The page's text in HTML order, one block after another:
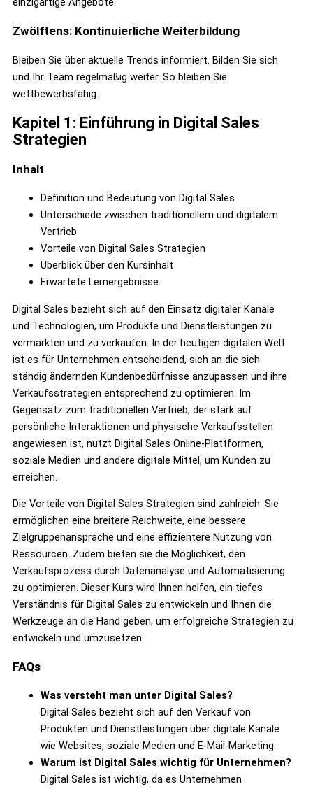
Zwölftens: Kontinuierliche Weiterbildung
Bleiben Sie über aktuelle Trends informiert. Bilden Sie sich
und Ihr Team regelmäßig weiter. So bleiben Sie
wettbewerbsfähig.
Kapitel 1: Einführung in Digital Sales
Strategien
Inhalt
Definition und Bedeutung von Digital Sales
Unterschiede zwischen traditionellem und digitalem
Vertrieb
Vorteile von Digital Sales Strategien
Überblick über den Kursinhalt
Erwartete Lernergebnisse
Digital Sales bezieht sich auf den Einsatz digitaler Kanäle
und Technologien, um Produkte und Dienstleistungen zu
vermarkten und zu verkaufen. In der heutigen digitalen Welt
ist es für Unternehmen entscheidend, sich an die sich
ständig ändernden Kundenbedürfnisse anzupassen und ihre
Verkaufsstrategien entsprechend zu optimieren. Im
Gegensatz zum traditionellen Vertrieb, der stark auf
persönliche Interaktionen und physische Verkaufsstellen
angewiesen ist, nutzt Digital Sales Online-Plattformen,
soziale Medien und andere digitale Mittel, um Kunden zu
erreichen.
Die Vorteile von Digital Sales Strategien sind zahlreich. Sie
ermöglichen eine breitere Reichweite, eine bessere
Zielgruppenansprache und eine effizientere Nutzung von
Ressourcen. Zudem bieten sie die Möglichkeit, den
Verkaufsprozess durch Datenanalyse und Automatisierung
zu optimieren. Dieser Kurs wird Ihnen helfen, ein tiefes
Verständnis für Digital Sales zu entwickeln und Ihnen die
Werkzeuge an die Hand geben, um erfolgreiche Strategien zu
entwickeln und umzusetzen.
FAQs
Was versteht man unter Digital Sales?
Digital Sales bezieht sich auf den Verkauf von
Produkten und Dienstleistungen über digitale Kanäle
wie Websites, soziale Medien und E-Mail-Marketing.
Warum ist Digital Sales wichtig für Unternehmen?
Digital Sales ist wichtig, da es Unternehmen